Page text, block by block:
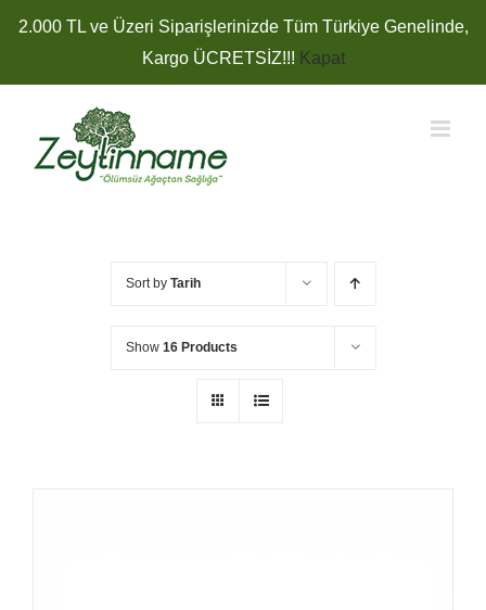
2.000 TL ve Üzeri Siparişlerinizde Tüm Türkiye Genelinde,
Kargo ÜCRETSİZ!!! Kapat
Sort by Tarih
Show 16 Products